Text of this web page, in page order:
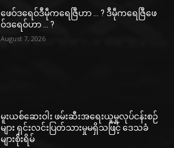
ဖေဝ်ဒရေဝ်ဒဳမဵုကရေဇြဳဟာ … ? ဒဳမဵုကရေဇြဳဖေ
ဝ်ဒရေဝ်ဟာ … ?
August 7, 2026
မူးယစ်ဆေးဝါး ဖမ်းဆီးအရေးယူမှုလုပ်ငန်းစဉ်
များ ရှင်းလင်းပြတ်သားမှုမရှိသဖြင့် ဒေသခံ
များစိုးရိမ်